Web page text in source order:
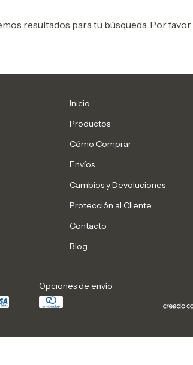
resultados para tu búsqueda. Por
Inicio
Productos
Cómo Comprar
Envíos
Cambios y Devoluciones
Protección al Cliente
Contacto
Blog
Opciones de envío